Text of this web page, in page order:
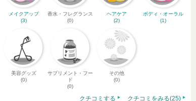
メイクアップ
(3)
香水・フレグランス
(0)
ヘアケア
(2)
ボディ・オーラル
(1)
美容グッズ
(0)
サプリメント・フー
ド
(0)
その他
(0)
クチコミする クチコミをみる(25)